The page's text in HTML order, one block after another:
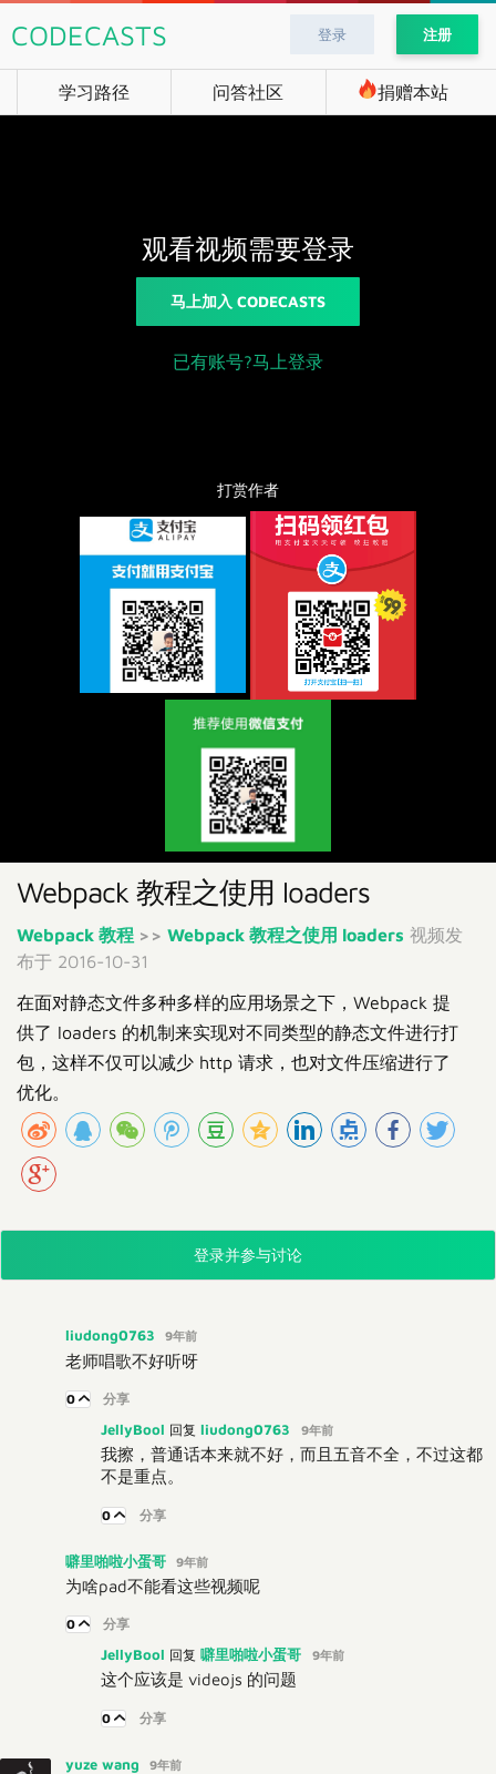
CODECASTS 登录 注册
学习路径 问答社区 捐赠本站
观看视频需要登录
马上加入 CODECASTS
已有账号?马上登录
打赏作者
Webpack 教程之使用 loaders
Webpack 教程 >> Webpack 教程之使用 loaders 视频发
布于 2016-10-31
在面对静态文件多种多样的应用场景之下，Webpack 提
供了 loaders 的机制来实现对不同类型的静态文件进行打
包，这样不仅可以减少 http 请求，也对文件压缩进行了
优化。
登录并参与讨论
liudong0763 9年前
老师唱歌不好听呀
0 分享
JellyBool 回复 liudong0763 9年前
我擦，普通话本来就不好，而且五音不全，不过这都
不是重点。
0 分享
噼里啪啦小蛋哥 9年前
为啥pad不能看这些视频呢
0 分享
JellyBool 回复 噼里啪啦小蛋哥 9年前
这个应该是 videojs 的问题
0 分享
yuze wang 9年前